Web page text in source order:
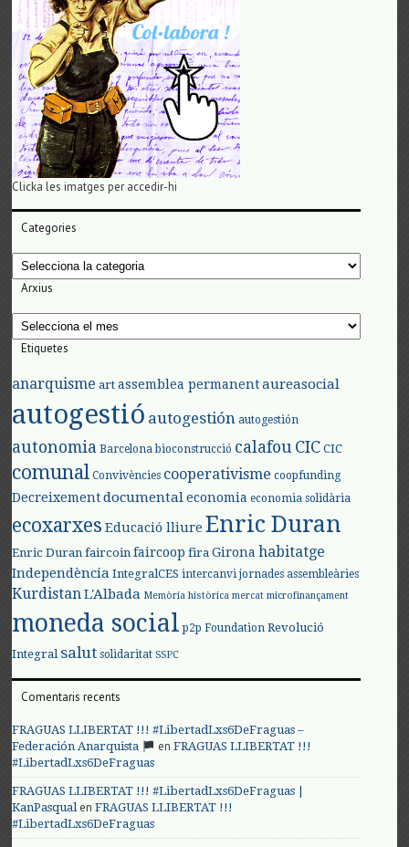
Clicka les imatges per accedir-hi
Categories
Categories
Arxius
Arxius
Etiquetes
anarquisme art assemblea permanent aureasocial
autogestió autogestión autogestión
autonomia Barcelona bioconstrucció calafouCIC CIC
comunal Convivències cooperativisme coopfunding
Decreixement documental economia economia solidària
ecoxarxes Educació lliure Enric Duran
Enric Duran faircoin faircoop fira Girona habitatge
Independència IntegralCES intercanvi jornades assembleàries
KurdistanL'Albada Memòria històrica mercat microfinançament
moneda social p2p Foundation Revolució
Integral salut solidaritat SSPC
Comentaris recents
FRAGUAS LLIBERTAT !!! #LibertadLxs6DeFraguas –
Federación Anarquista
enFRAGUAS LLIBERTAT !!!
#LibertadLxs6DeFraguas
FRAGUAS LLIBERTAT !!! #LibertadLxs6DeFraguas |
KanPasqualenFRAGUAS LLIBERTAT !!!
#LibertadLxs6DeFraguas